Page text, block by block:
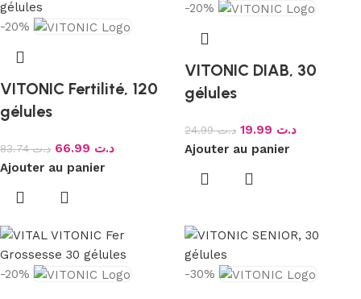
-20%
VITONIC Fertilité, 120
gélules
د.ت83.74 د.ت
Ajouter au panier
-20%
VITONIC DIAB, 30
gélules
د.ت24.99 د.ت
Ajouter au panier
-20% -30%